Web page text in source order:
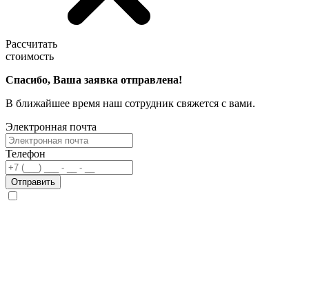
Рассчитать
стоимость
Спасибо, Ваша заявка отправлена!
В ближайшее время наш сотрудник свяжется с вами.
Электронная почта
Телефон
Отправить